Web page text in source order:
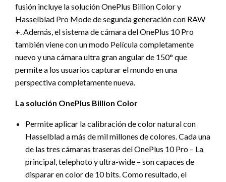
fusión incluye la solución OnePlus Billion Color y
Hasselblad Pro Mode de segunda generación con RAW
+. Además, el sistema de cámara del OnePlus 10 Pro
también viene con un modo Película completamente
nuevo y una cámara ultra gran angular de 150° que
permite a los usuarios capturar el mundo en una
perspectiva completamente nueva.
La solución OnePlus Billion Color
Permite aplicar la calibración de color natural con
Hasselblad a más de mil millones de colores. Cada una
de las tres cámaras traseras del OnePlus 10 Pro – La
principal, telephoto y ultra-wide – son capaces de
disparar en color de 10 bits. Como resultado, el